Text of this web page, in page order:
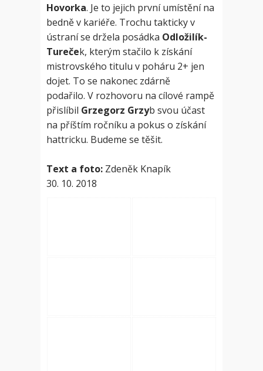
Hovorka. Je to jejich první umístění na
bedně v kariéře. Trochu takticky v
ústraní se držela posádka Odložilík-
Tureček, kterým stačilo k získání
mistrovského titulu v poháru 2+ jen
dojet. To se nakonec zdárně
podařilo. V rozhovoru na cílové rampě
přislíbil Grzegorz Grzyb svou účast
na příštím ročníku a pokus o získání
hattricku. Budeme se těšit.
Text a foto: Zdeněk Knapík
30. 10. 2018